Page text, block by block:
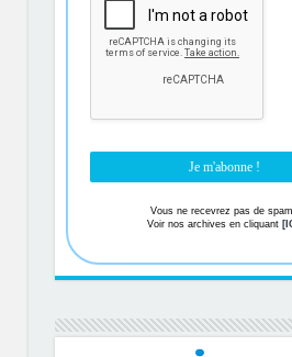
Vous ne recevrez pas de
Voir nos archives en cliquant